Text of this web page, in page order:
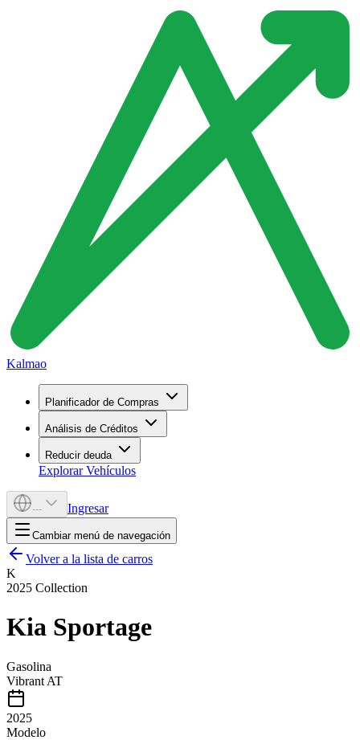
Kalmao
Planificador de Compras
Análisis de Créditos
Reducir deuda
Explorar Vehículos
--- Ingresar
Cambiar menú de navegación
Volver a la lista de carros
K
2025 Collection
Kia Sportage
Gasolina
Vibrant AT
2025
Modelo